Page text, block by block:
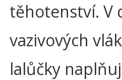
těhotenství. V
vazivových
lalůčky